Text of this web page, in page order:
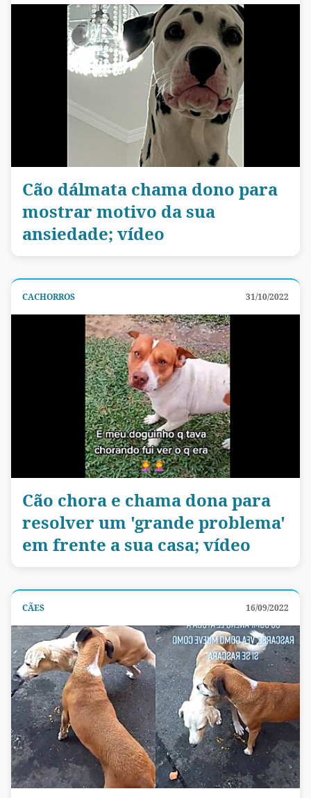
Cão dálmata chama dono para
mostrar motivo da sua
ansiedade; vídeo
CACHORROS 31/10/2022
Cão chora e chama dona para
resolver um 'grande problema'
em frente a sua casa; vídeo
CÃES 16/09/2022